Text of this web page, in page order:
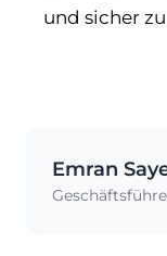
und sicher
Emran